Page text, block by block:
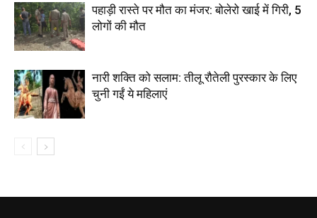
पहाड़ी रास्ते पर मौत का मंजर: बोलेरो खाई में गिरी, 5
लोगों की मौत
नारी शक्ति को सलाम: तीलू रौतेली पुरस्कार के लिए
चुनी गईं ये महिलाएं